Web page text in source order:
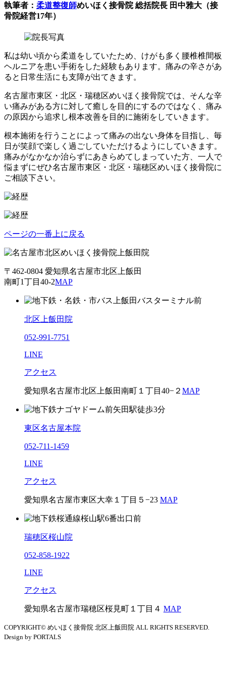
執筆者： 柔道整復師めいほく接骨院 総括院長 田中雅大（接
骨院経営17年）
私は幼い頃から柔道をしていたため、けがも多く腰椎椎間板
ヘルニアを患い手術をした経験もあります。痛みの辛さがあ
ると日常生活にも支障が出てきます。
名古屋市東区・北区・瑞穂区めいほく接骨院では、そんな辛
い痛みがある方に対して癒しを目的にするのではなく、痛み
の原因から追求し根本改善を目的に施術をしていきます。
根本施術を行うことによって痛みの出ない身体を目指し、毎
日が笑顔で楽しく過ごしていただけるようにしていきます。
痛みがなかなか治らずにあきらめてしまっていた方、一人で
悩まずにぜひ名古屋市東区・北区・瑞穂区めいほく接骨院に
ご相談下さい。
ページの一番上に戻る
〒462-0804 愛知県名古屋市北区上飯田
南町1丁目40-2MAP
北区上飯田院
052-991-7751
LINE
アクセス
愛知県名古屋市北区上飯田南町１丁目40−２ MAP
東区名古屋本院
052-711-1459
LINE
アクセス
愛知県名古屋市東区大幸１丁目５−23 MAP
瑞穂区桜山院
052-858-1922
LINE
アクセス
愛知県名古屋市瑞穂区桜見町１丁目４ MAP
COPYRIGHT© めいほく接骨院 北区上飯田院 ALL RIGHTS RESERVED.
Design by PORTALS